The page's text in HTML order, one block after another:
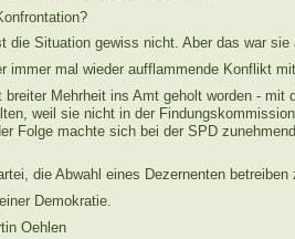
die Situation gewiss nicht. Aber das war
immer mal wieder aufflammende Konflikt
Mehrheit ins Amt geholt worden - mit
weil sie nicht in der
Folge machte sich bei der SPD
die Abwahl eines Dezernenten
Demokratie.
Oehlen